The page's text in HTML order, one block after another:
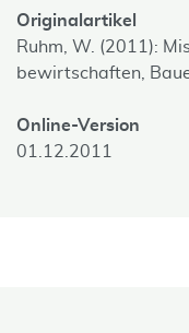
Originalartikel
Ruhm, W. (2011):
bewirtschaften,
Online-Version
01.12.2011